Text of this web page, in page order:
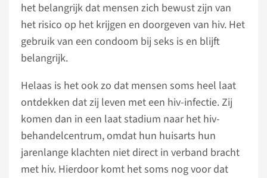
het belangrijk dat mensen zich bewust zijn van
het risico op het krijgen en doorgeven van hiv. Het
gebruik van een condoom bij seks is en blijft
belangrijk.
Helaas is het ook zo dat mensen soms heel laat
ontdekken dat zij leven met een hiv-infectie. Zij
komen dan in een laat stadium naar het hiv-
behandelcentrum, omdat hun huisarts hun
jarenlange klachten niet direct in verband bracht
met hiv. Hierdoor komt het soms nog voor dat